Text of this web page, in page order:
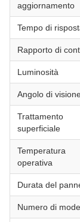
aggiornamento
Tempo di
Rapporto di
Luminosità
Angolo di
Trattamento
superficiale
Temperatura
operativa
Durata del
Numero di